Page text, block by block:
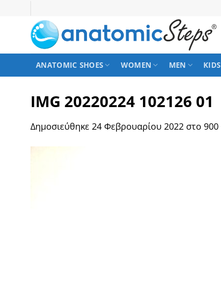
περιεχόμενο
ANATOMIC SHOES WOMEN MEN KIDS
IMG 20220224 102126 01
Δημοσιεύθηκε 24 Φεβρουαρίου 2022 στο